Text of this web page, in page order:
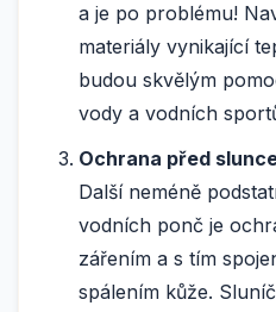
a je po problému!
materiály vynikající
budou skvělým
vody a vodních
Ochrana před
Další neméně
vodních ponč je
zářením a s tím
spálením kůže.